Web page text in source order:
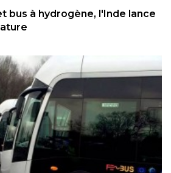
bus à hydrogène, l'Inde lance